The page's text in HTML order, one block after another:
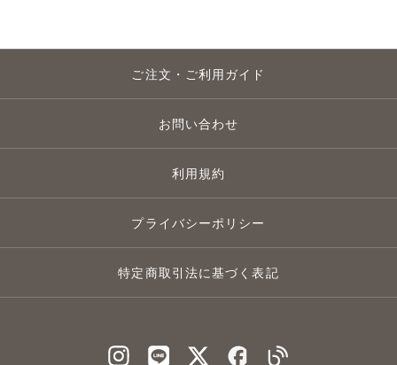
ご注文・ご利用ガイド
お問い合わせ
利用規約
プライバシーポリシー
特定商取引法に基づく表記